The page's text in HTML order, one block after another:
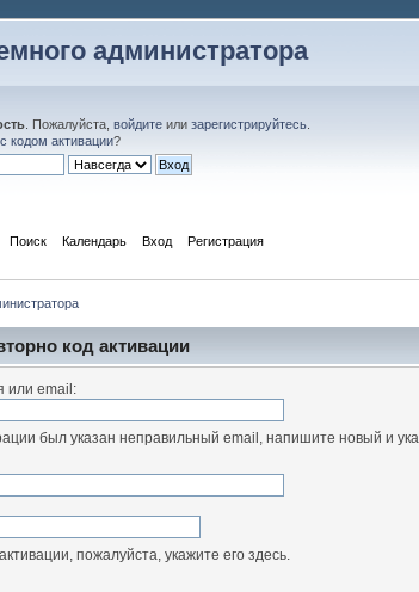
администратора
. Пожалуйста,войдите илизарегистрируйтесь
кодом активации?
Поиск Календарь Вход Регистрация
код активации
или email:
был указан неправильный email, напишите новый и
пожалуйста, укажите его здесь.